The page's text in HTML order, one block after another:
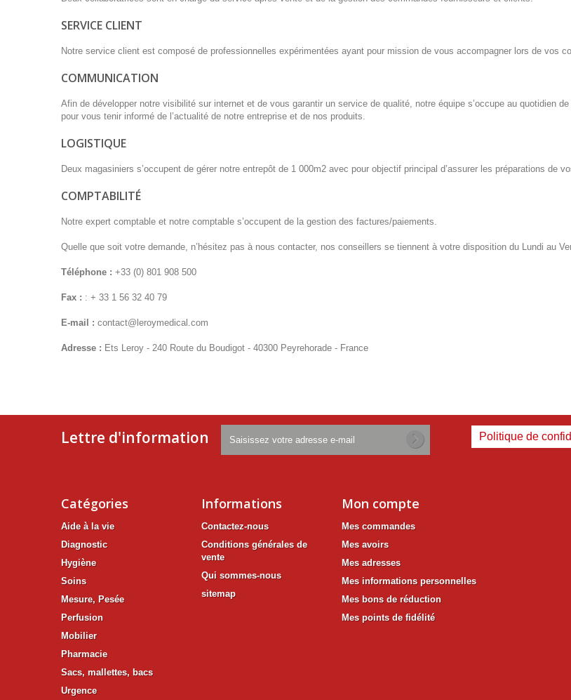
SERVICE CLIENT
Notre service client est composé de professionnelles expérimentées ayant pour mission de vous accompagner lors de vos
COMMUNICATION
Afin de développer notre visibilité sur internet et de vous garantir un service de qualité, notre équipe s’occupe au quotidien
pour vous tenir informé de l’actualité de notre entreprise et de nos produits.
LOGISTIQUE
Deux magasiniers s’occupent de gérer notre entrepôt de 1 000m2 avec pour objectif principal d’assurer les préparations de
COMPTABILITÉ
Notre expert comptable et notre comptable s’occupent de la gestion des factures/paiements.
Quelle que soit votre demande, n’hésitez pas à nous contacter, nos conseillers se tiennent à votre disposition du Lundi au
Téléphone : +33 (0) 801 908 500
Fax : : + 33 1 56 32 40 79
E-mail : contact@leroymedical.com
Adresse : Ets Leroy - 240 Route du Boudigot - 40300 Peyrehorade - France
Lettre d'information
Catégories
Aide à la vie
Diagnostic
Hygiène
Soins
Mesure, Pesée
Perfusion
Mobilier
Pharmacie
Sacs, mallettes, bacs
Urgence
Informations
Contactez-nous
Conditions générales de
vente
Qui sommes-nous
sitemap
Mon compte
Mes commandes
Mes avoirs
Mes adresses
Mes informations personnelles
Mes bons de réduction
Mes points de fidélité
Politique de